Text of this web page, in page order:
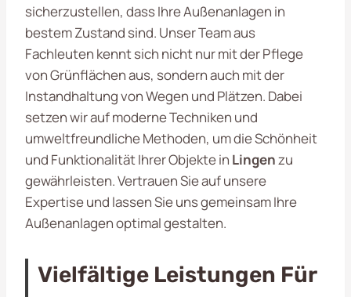
sicherzustellen, dass Ihre Außenanlagen in
bestem Zustand sind. Unser Team aus
Fachleuten kennt sich nicht nur mit der Pflege
von Grünflächen aus, sondern auch mit der
Instandhaltung von Wegen und Plätzen. Dabei
setzen wir auf moderne Techniken und
umweltfreundliche Methoden, um die Schönheit
und Funktionalität Ihrer Objekte in Lingenzu
gewährleisten. Vertrauen Sie auf unsere
Expertise und lassen Sie uns gemeinsam Ihre
Außenanlagen optimal gestalten.
Vielfältige Leistungen Für